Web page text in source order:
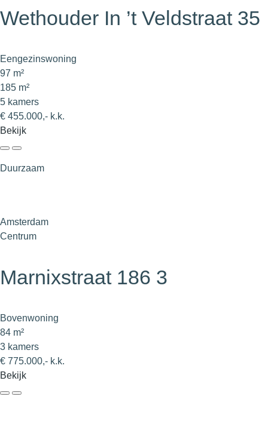
Wethouder In ’t Veldstraat 35
Eengezinswoning
97 m²
185 m²
5 kamers
€ 455.000,- k.k.
Bekijk
Duurzaam
Amsterdam
Centrum
Marnixstraat 186 3
Bovenwoning
84 m²
3 kamers
€ 775.000,- k.k.
Bekijk